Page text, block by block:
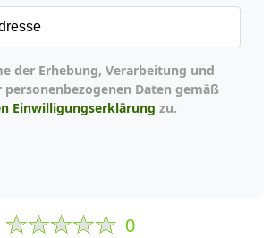
Daten gemäß
Einwilligungserklärung zu.
0